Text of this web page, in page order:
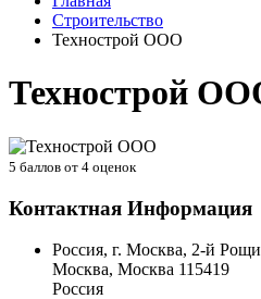
Строительство
Технострой ООО
Технострой
5 баллов от 4 оценок
Контактная Информация
Россия, г. Москва, 2-й
Москва, Москва 115419
Россия